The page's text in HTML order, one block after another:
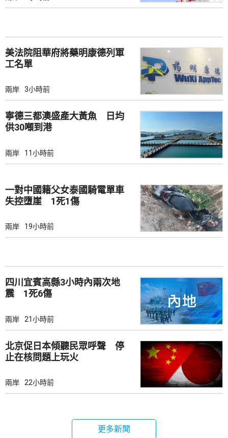
美法院阻華府將藥明康德列軍
工名單
兩岸 3小時前
寧德三都澳盛產大黃魚 日均
供30噸到港
兩岸 11小時前
一對中國籍父女泰國騎電單車
失控墮崖 1死1傷
兩岸 19小時前
四川宜賓高縣3小時內兩次地
震 1死6傷
兩岸 21小時前
北京促日本傾聽民眾呼聲 停
止在核問題上玩火
兩岸 22小時前
更多新聞